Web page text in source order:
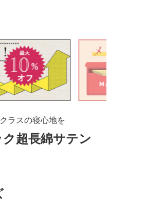
ラスの寝心地を
ク超長綿サテン